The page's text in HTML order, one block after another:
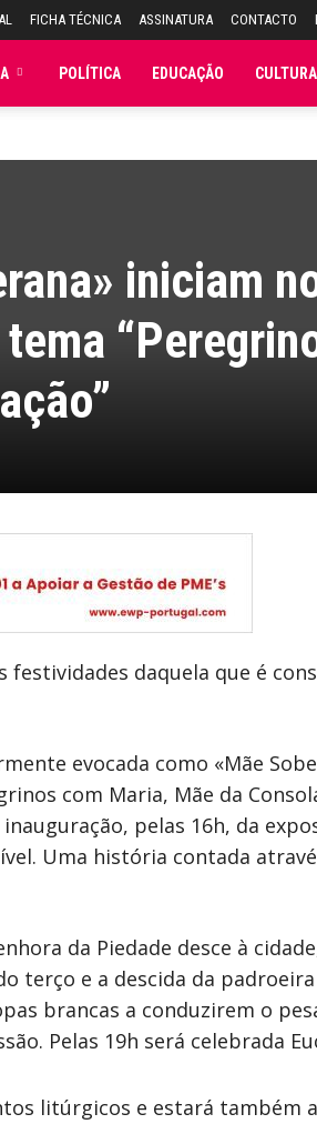
FICHA TÉCNICA ASSINATURA CONTACTO
POLÍTICA EDUCAÇÃO CULTURA
iniciam
daquela que é
evocada como «Mãe
com Maria, Mãe da
pelas 16h, da
Uma história contada
da Piedade desce à
terço e a descida da
brancas a conduzirem o
Pelas 19h será celebrada
litúrgicos e estará também